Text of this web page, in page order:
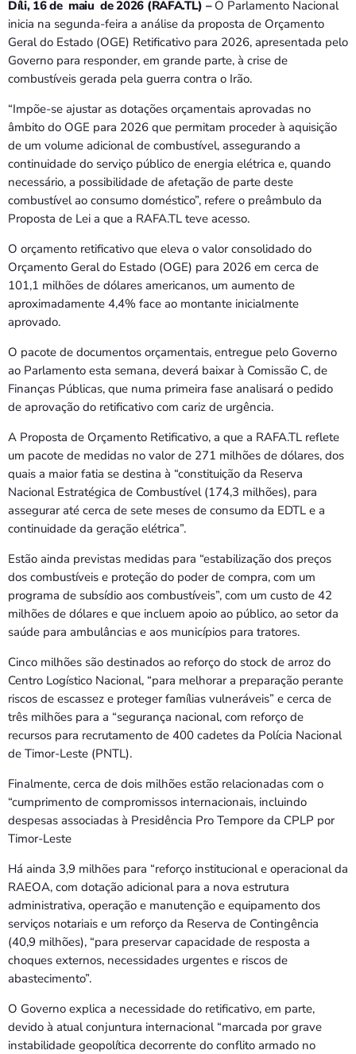
Díli, 16 de maiu de 2026 (RAFA.TL) – O Parlamento Nacional
inicia na segunda-feira a análise da proposta de Orçamento
Geral do Estado (OGE) Retificativo para 2026, apresentada pelo
Governo para responder, em grande parte, à crise de
combustíveis gerada pela guerra contra o Irão.
“Impõe-se ajustar as dotações orçamentais aprovadas no
âmbito do OGE para 2026 que permitam proceder à aquisição
de um volume adicional de combustível, assegurando a
continuidade do serviço público de energia elétrica e, quando
necessário, a possibilidade de afetação de parte deste
combustível ao consumo doméstico”, refere o preâmbulo da
Proposta de Lei a que a RAFA.TL teve acesso.
O orçamento retificativo que eleva o valor consolidado do
Orçamento Geral do Estado (OGE) para 2026 em cerca de
101,1 milhões de dólares americanos, um aumento de
aproximadamente 4,4% face ao montante inicialmente
aprovado.
O pacote de documentos orçamentais, entregue pelo Governo
ao Parlamento esta semana, deverá baixar à Comissão C, de
Finanças Públicas, que numa primeira fase analisará o pedido
de aprovação do retificativo com cariz de urgência.
A Proposta de Orçamento Retificativo, a que a RAFA.TL reflete
um pacote de medidas no valor de 271 milhões de dólares, dos
quais a maior fatia se destina à “constituição da Reserva
Nacional Estratégica de Combustível (174,3 milhões), para
assegurar até cerca de sete meses de consumo da EDTL e a
continuidade da geração elétrica”.
Estão ainda previstas medidas para “estabilização dos preços
dos combustíveis e proteção do poder de compra, com um
programa de subsídio aos combustíveis”, com um custo de 42
milhões de dólares e que incluem apoio ao público, ao setor da
saúde para ambulâncias e aos municípios para tratores.
Cinco milhões são destinados ao reforço do stock de arroz do
Centro Logístico Nacional, “para melhorar a preparação perante
riscos de escassez e proteger famílias vulneráveis” e cerca de
três milhões para a “segurança nacional, com reforço de
recursos para recrutamento de 400 cadetes da Polícia Nacional
de Timor-Leste (PNTL).
Finalmente, cerca de dois milhões estão relacionadas com o
“cumprimento de compromissos internacionais, incluindo
despesas associadas à Presidência Pro Tempore da CPLP por
Timor-Leste
Há ainda 3,9 milhões para “reforço institucional e operacional da
RAEOA, com dotação adicional para a nova estrutura
administrativa, operação e manutenção e equipamento dos
serviços notariais e um reforço da Reserva de Contingência
(40,9 milhões), “para preservar capacidade de resposta a
choques externos, necessidades urgentes e riscos de
abastecimento”.
O Governo explica a necessidade do retificativo, em parte,
devido à atual conjuntura internacional “marcada por grave
instabilidade geopolítica decorrente do conflito armado no